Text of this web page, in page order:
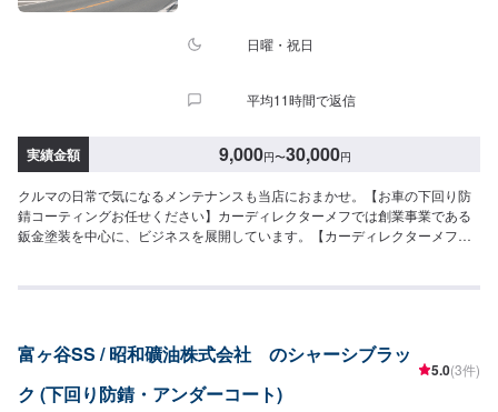
日曜・祝日
平均11時間で返信
実績金額 9,000円〜30,000円
クルマの日常で気になるメンテナンスも当店におまかせ。【お車の下回り防
錆コーティングお任せください】カーディレクターメフでは創業事業である
鈑金塗装を中心に、ビジネスを展開しています。【カーディレクターメフの
ーツについて】パーツの持ち込み・ご購入も可能です。ご希望のお客様は車
となります【営業時間・定休日】営業時間:9:00〜20:00定休日
富ヶ谷SS / 昭和礦油株式会社 のシャーシブラッ
ク (下回り防錆・アンダーコート)
5.0(3件)